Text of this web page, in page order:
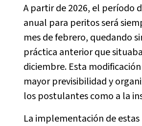
A partir de 2026, el período
anual para peritos será
mes de febrero, quedando
práctica anterior que
diciembre. Esta
mayor previsibilidad y
los postulantes como a la
La implementación de